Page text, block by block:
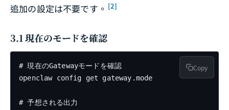
追加の設定は不要です。 [2]
3.1 現在のモードを確認
# 現在のGatewayモードを確認
openclaw config get gateway.mode
# 予想される出力
Copy